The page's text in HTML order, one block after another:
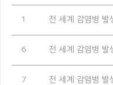
1 전 세계 감염병
6 전 세계 감염병
7 전 세계 감염병